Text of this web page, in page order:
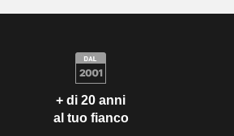
+ di 20 anni
al tuo fianco